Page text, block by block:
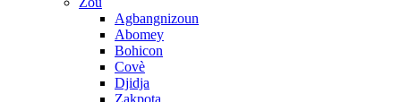
Agbangnizoun
Abomey
Bohicon
Covè
Djidja
Zakpota